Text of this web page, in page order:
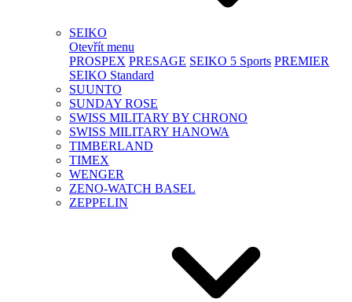
SEIKO
Otevřít menu
PROSPEX PRESAGE SEIKO 5 Sports PREMIER
SEIKO Standard
SUUNTO
SUNDAY ROSE
SWISS MILITARY BY CHRONO
SWISS MILITARY HANOWA
TIMBERLAND
TIMEX
WENGER
ZENO-WATCH BASEL
ZEPPELIN